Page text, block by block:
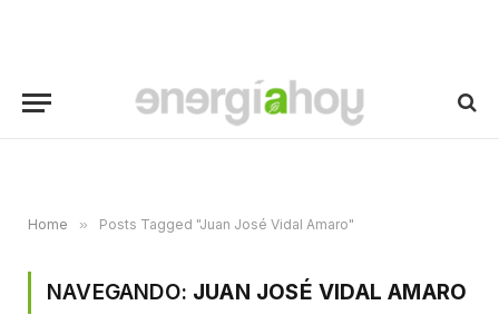
Home » Posts Tagged "Juan José Vidal Amaro"
NAVEGANDO: JUAN JOSÉ VIDAL AMARO